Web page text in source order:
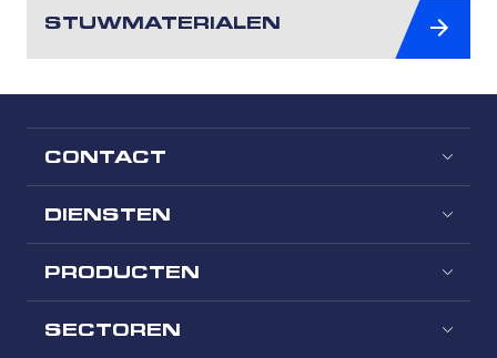
STUWMATERIALEN
CONTACT
DIENSTEN
PRODUCTEN
SECTOREN